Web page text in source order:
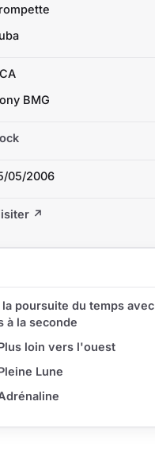
BMG
05/2006
↗
poursuite du temps avec
à la seconde
loin vers l'ouest
Lune